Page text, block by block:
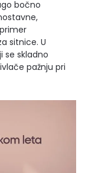
bočno
sitnice. U
se skladno
pažnju pri